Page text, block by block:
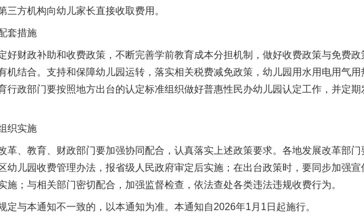
三方机构向幼儿家长直接收取费用。
措施
好财政补助和收费政策，不断完善学前教育成本分担机制，做好收费政策与免费
机结合。支持和保障幼儿园运转，落实相关税费减免政策，幼儿园用水用电用气用
行政部门要按照地方出台的认定标准组织做好普惠性民办幼儿园认定工作，并定
实施
、教育、财政部门要加强协同配合，认真落实上述政策要求。各地发展改革部门
幼儿园收费管理办法，报省级人民政府审定后实施；在出台政策时，要同步加强宣
施；与相关部门密切配合，加强监督检查，依法查处各类违法违规收费行为。
与本通知不一致的，以本通知为准。本通知自2026年1月1日起施行。